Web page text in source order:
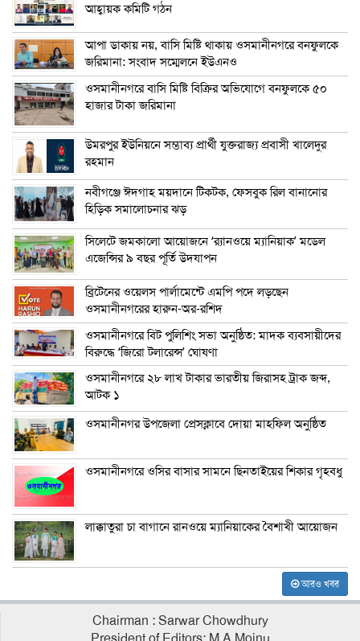
আহ্বায়ক কমিটি গঠন
আপা ডাকায় নয়, বাসি মিষ্টি থাকায় ওসমানীনগরে বনফুলকে
জরিমানা: সংবাদ সম্মেলনে ইউএনও
ওসমানীনগরে বাসি মিষ্টি বিক্রির অভিযোগে বনফুলকে ৫০
হাজার টাকা জরিমানা
উমরপুর ইউনিয়নে সম্ভাব্য প্রার্থী যুক্তরাজ্য প্রবাসী খালেদুর
রহমান
নবীগঞ্জে ঈদগাহ ময়দানে টিকটক, ফেসবুক রিল বানানোর
হিড়িক সমালোচনার ঝড়
সিলেটে জমকালো আয়োজনে ‘র‍্যানওয়ে ম্যানিয়াক’ মডেল
এজেন্সির ৯ বছর পূর্তি উদযাপন
ব্রিটেনের ওয়েলস পার্লামেন্টে এমপি পদে লড়ছেন
ওসমানীনগরের হারুন-অর-রশিদ
ওসমানীনগরে বিট পুলিশিং সভা অনুষ্ঠিত: মাদক ব্যবসায়ীদের
বিরুদ্ধে ‘জিরো টলারেন্স’ ঘোষণা
ওসমানীনগরে ২৮ লাখ টাকার ভারতীয় জিরাসহ ট্রাক জব্দ,
আটক ১
ওসমানীনগর উপজেলা প্রেসক্লাবে দোয়া মাহফিল অনুষ্ঠিত
ওসমানীনগরে ওসির বাসার সামনে ছিনতাইয়ের শিকার গৃহবধু
লাক্কাতুরা চা বাগানে রানওয়ে ম্যানিয়াকের বৈশাখী আয়োজন
আরও খবর
Chairman : Sarwar Chowdhury